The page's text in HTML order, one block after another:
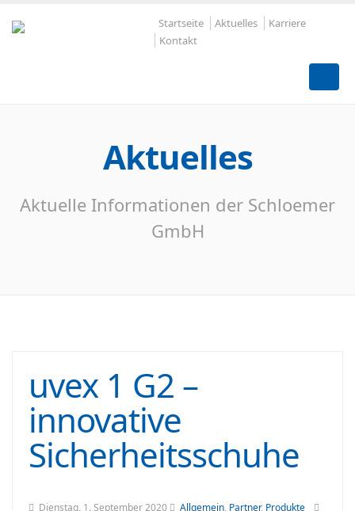
Startseite Aktuelles
Karriere
Kontakt
Aktuelles
Aktuelle Informationen der Schloemer
GmbH
uvex 1 G2 –
innovative
Sicherheitsschuhe
Dienstag, 1. September 2020 Allgemein, Partner, Produkte